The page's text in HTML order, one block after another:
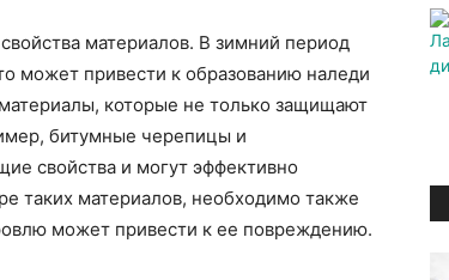
материалов. В зимний период
может привести к образованию наледи
которые не только защищают
битумные черепицы и
свойства и могут эффективно
таких материалов, необходимо также
может привести к ее повреждению.